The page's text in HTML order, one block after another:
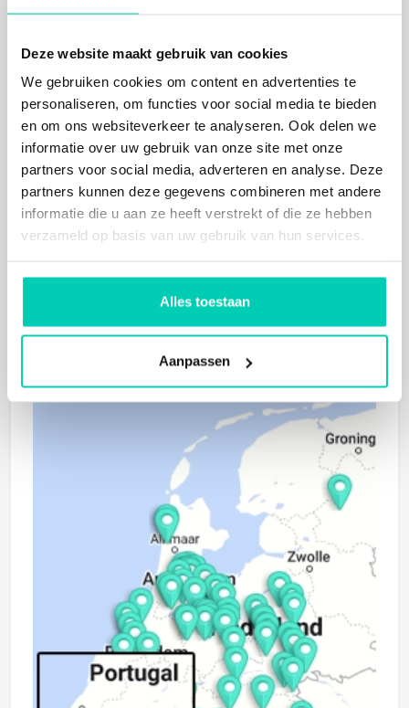
Deze website maakt gebruik van cookies
We gebruiken cookies om content en advertenties te
personaliseren, om functies voor social media te bieden
en om ons websiteverkeer te analyseren. Ook delen we
informatie over uw gebruik van onze site met onze
partners voor social media, adverteren en analyse. Deze
partners kunnen deze gegevens combineren met andere
informatie die u aan ze heeft verstrekt of die ze hebben
verzameld op basis van uw gebruik van hun services.
Alles toestaan
Aanpassen
hap
events
Locaties met Meerwaarde(N) maakt sociaal
inkopen makkelijker
Meer nieuws
Aanvragen whitepaper
Zoeken op kaart